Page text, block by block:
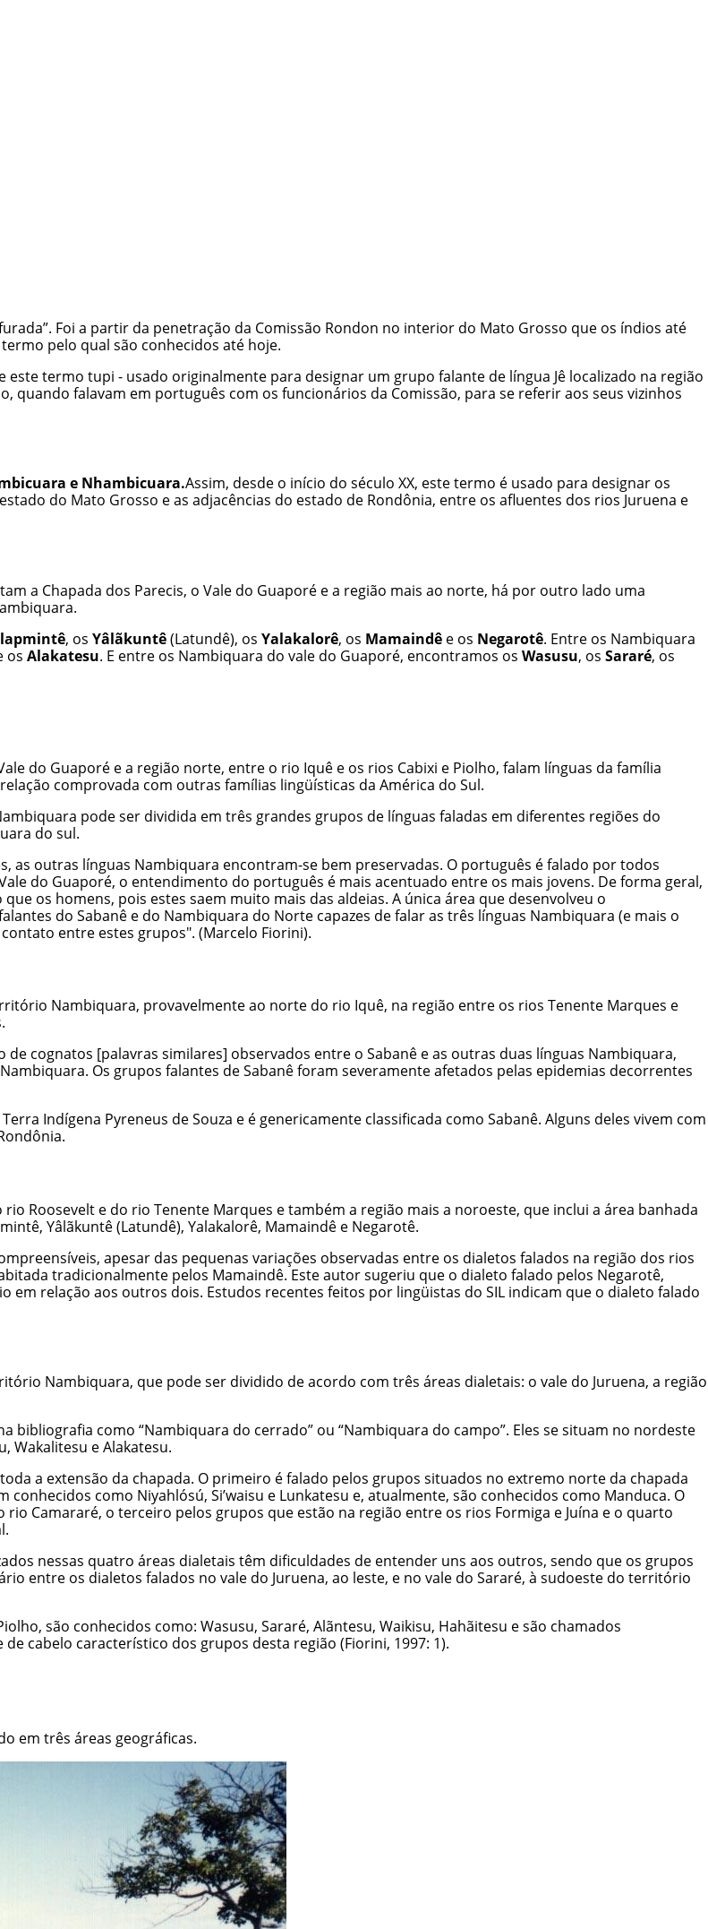
Foi a partir da penetração da Comissão Rondon no interior do Mato Grosso que os índios até
pelo qual são conhecidos até hoje.
termo tupi - usado originalmente para designar um grupo falante de língua Jê localizado na região
quando falavam em português com os funcionários da Comissão, para se referir aos seus vizinhos
e Nhambicuara.Assim, desde o início do século XX, este termo é usado para designar os
do Mato Grosso e as adjacências do estado de Rondônia, entre os afluentes dos rios Juruena e
a Chapada dos Parecis, o Vale do Guaporé e a região mais ao norte, há por outro lado uma
, os Yâlãkuntê(Latundê), os Yalakalorê, os Mamaindê e os Negarotê. Entre os Nambiquara
os Alakatesu. E entre os Nambiquara do vale do Guaporé, encontramos os Wasusu, os Sararé, os
do Guaporé e a região norte, entre o rio Iquê e os rios Cabixi e Piolho, falam línguas da família
comprovada com outras famílias lingüísticas da América do Sul.
pode ser dividida em três grandes grupos de línguas faladas em diferentes regiões do
do sul.
as outras línguas Nambiquara encontram-se bem preservadas. O português é falado por todos
do Guaporé, o entendimento do português é mais acentuado entre os mais jovens. De forma geral,
os homens, pois estes saem muito mais das aldeias. A única área que desenvolveu o
do Sabanê e do Nambiquara do Norte capazes de falar as três línguas Nambiquara (e mais o
entre estes grupos". (Marcelo Fiorini).
Nambiquara, provavelmente ao norte do rio Iquê, na região entre os rios Tenente Marques e
cognatos [palavras similares] observados entre o Sabanê e as outras duas línguas Nambiquara,
Os grupos falantes de Sabanê foram severamente afetados pelas epidemias decorrentes
Indígena Pyreneus de Souza e é genericamente classificada como Sabanê. Alguns deles vivem com
Roosevelt e do rio Tenente Marques e também a região mais a noroeste, que inclui a área banhada
Yâlãkuntê (Latundê), Yalakalorê, Mamaindê e Negarotê.
apesar das pequenas variações observadas entre os dialetos falados na região dos rios
tradicionalmente pelos Mamaindê. Este autor sugeriu que o dialeto falado pelos Negarotê,
relação aos outros dois. Estudos recentes feitos por lingüistas do SIL indicam que o dialeto falado
Nambiquara, que pode ser dividido de acordo com três áreas dialetais: o vale do Juruena, a região
bibliografia como “Nambiquara do cerrado” ou “Nambiquara do campo”. Eles se situam no nordeste
Wakalitesu e Alakatesu.
a extensão da chapada. O primeiro é falado pelos grupos situados no extremo norte da chapada
como Niyahlósú, Si’waisu e Lunkatesu e, atualmente, são conhecidos como Manduca. O
Camararé, o terceiro pelos grupos que estão na região entre os rios Formiga e Juína e o quarto
nessas quatro áreas dialetais têm dificuldades de entender uns aos outros, sendo que os grupos
entre os dialetos falados no vale do Juruena, ao leste, e no vale do Sararé, à sudoeste do território
são conhecidos como: Wasusu, Sararé, Alãntesu, Waikisu, Hahãitesu e são chamados
cabelo característico dos grupos desta região (Fiorini, 1997: 1).
em três áreas geográficas.